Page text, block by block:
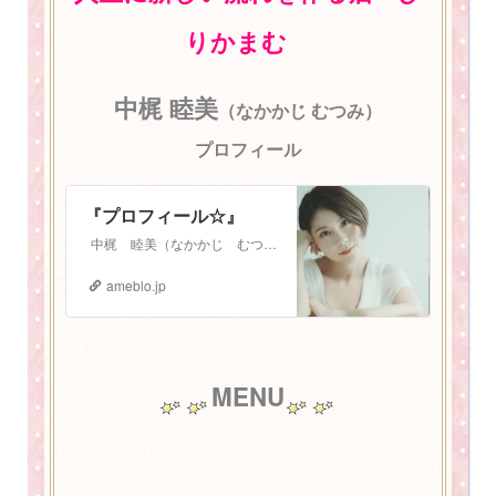
りかまむ
中梶 睦美 （なかかじ むつみ）
プロフィール
『プロフィール☆』
ameblo.jp
MENU